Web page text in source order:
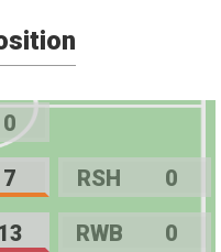
0
7 RSH 0
13 RWB 0